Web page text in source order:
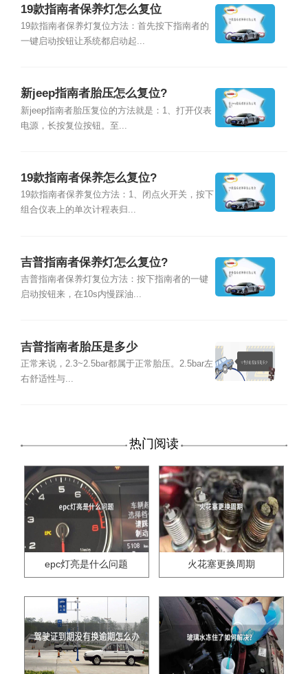
19款指南者保养灯怎么复位
19款指南者保养灯复位方法：首先按下指南者的
一键启动按钮让系统都启动起...
新jeep指南者胎压怎么复位?
新jeep指南者胎压复位的方法就是：1、打开仪表
电源，长按复位按钮。至...
19款指南者保养怎么复位?
19款指南者保养复位方法：1、闭点火开关，按下
组合仪表上的单次计程表归...
吉普指南者保养灯怎么复位?
吉普指南者保养灯复位方法：按下指南者的一键
启动按钮来，在10s内慢踩油...
吉普指南者胎压是多少
正常来说，2.3~2.5bar都属于正常胎压。2.5bar左
右舒适性与...
热门阅读
epc灯亮是什么问题 火花塞更换周期